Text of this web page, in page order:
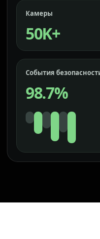
Камеры
50K+
События
98.7%